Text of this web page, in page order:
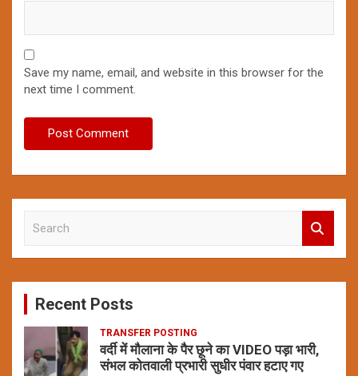
Save my name, email, and website in this browser for the
next time I comment.
c
Recent Posts
TRANSFER POSTING
वर्दी में मौलाना के पैर छूने का VIDEO पड़ा भारी,
संभल कोतवाली प्रभारी सुधीर पंवार हटाए गए